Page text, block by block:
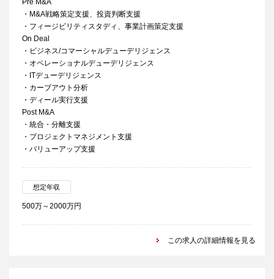
Pre M&A
・M&A戦略策定支援、投資判断支援
・フィージビリティスタディ、事業計画策定支援
On Deal
・ビジネス/コマーシャルデューデリジェンス
・オペレーショナルデューデリジェンス
・ITデューデリジェンス
・カーブアウト分析
・ディール実行支援
Post M&A
・統合・分離支援
・プロジェクトマネジメント支援
・バリューアップ支援
想定年収
500万～2000万円
この求人の詳細情報を見る